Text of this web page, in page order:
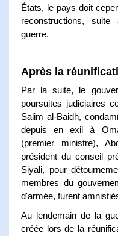
États, le pays doit
reconstructions,
guerre.
Après la
Par la suite, le
poursuites judiciaires
Salim al-Baidh,
depuis en exil à
(premier ministre),
président du conseil
Siyali, pour
membres du
d'armée, furent
Au lendemain de la
créée lors de la